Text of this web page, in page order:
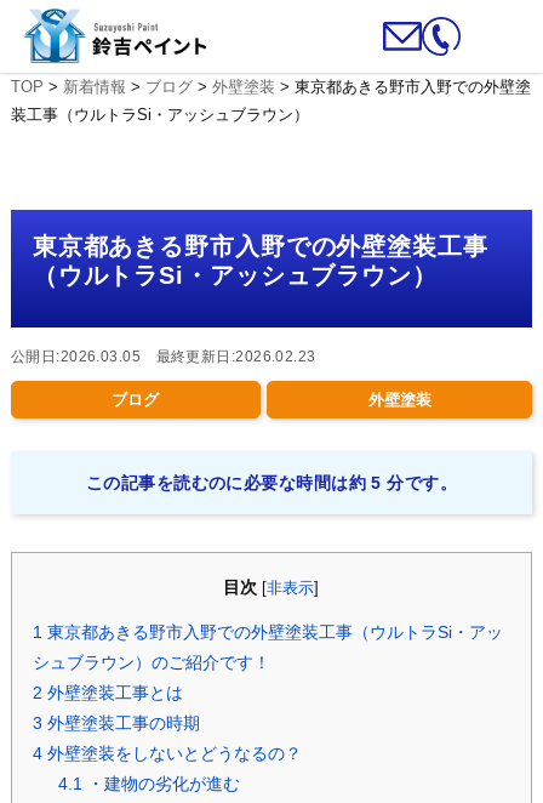
TOP > 新着情報 > ブログ> 外壁塗装 > 東京都あきる野市入野での外壁塗
装工事（ウルトラSi・アッシュブラウン）
東京都あきる野市入野での外壁塗装工事
（ウルトラSi・アッシュブラウン）
公開日:2026.03.05 最終更新日:2026.02.23
ブログ 外壁塗装
この記事を読むのに必要な時間は約 5 分です。
目次 [非表示
1東京都あきる野市入野での外壁塗装工事（ウルトラSi・アッ
シュブラウン）のご紹介です！
2 外壁塗装工事とは
3 外壁塗装工事の時期
4外壁塗装をしないとどうなるの？
4.1・建物の劣化が進む